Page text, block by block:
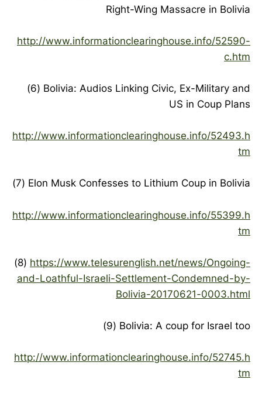
Right-Wing Massacre in Bolivia
http://www.informationclearinghouse.info/52590-
c.htm
(6) Bolivia: Audios Linking Civic, Ex-Military and
US in Coup Plans
http://www.informationclearinghouse.info/52493.h
tm
(7) Elon Musk Confesses to Lithium Coup in Bolivia
http://www.informationclearinghouse.info/55399.h
tm
(8) https://www.telesurenglish.net/news/Ongoing-
and-Loathful-Israeli-Settlement-Condemned-by-
Bolivia-20170621-0003.html
(9) Bolivia: A coup for Israel too
http://www.informationclearinghouse.info/52745.h
tm